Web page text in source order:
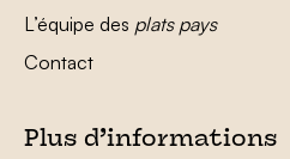
L’équipe des plats pays
Contact
Plus d’informations